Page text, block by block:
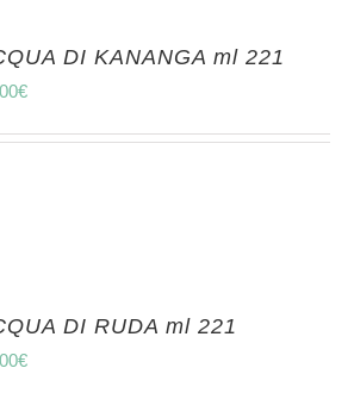
DI KANANGA ml 221
€
DI RUDA ml 221
€